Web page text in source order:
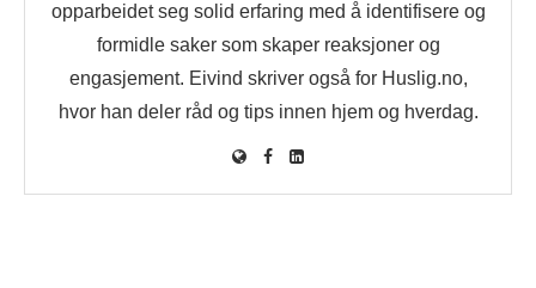
opparbeidet seg solid erfaring med å identifisere og
formidle saker som skaper reaksjoner og
engasjement. Eivind skriver også for Huslig.no,
hvor han deler råd og tips innen hjem og hverdag.